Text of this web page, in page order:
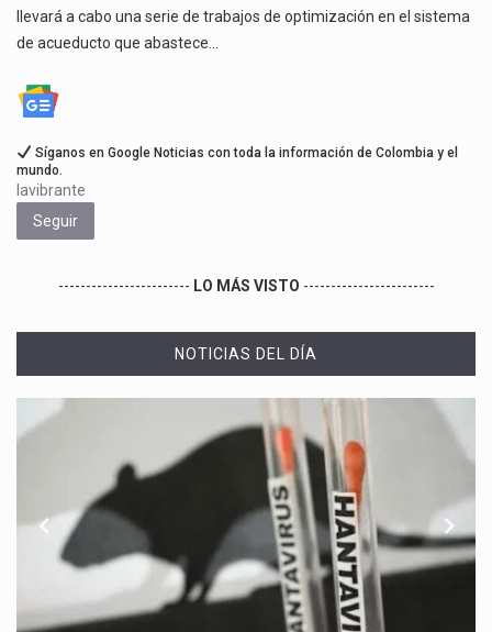
llevará a cabo una serie de trabajos de optimización en el sistema
de acueducto que abastece…
Síganos en Google Noticias con toda la información de Colombia y el
mundo.
lavibrante
Seguir
------------------------ LO MÁS VISTO ------------------------
NOTICIAS DEL DÍA